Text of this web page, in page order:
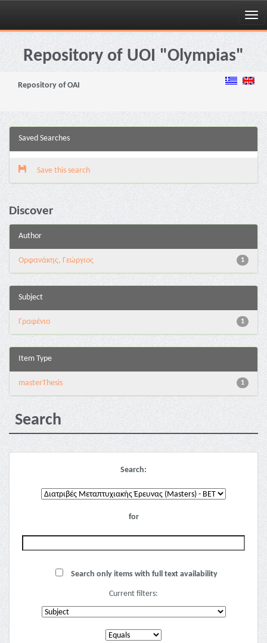
Skip
navigationRepository of UOI "Olympias"
Repository of OAI
Saved Searches
Save this search
Discover
Author
1
Ορφανάκης, Γεώργιος
Subject
1
Γραφένιο
Item Type
1
masterThesis
Search
Search:
for
Search only items with full text availability
Current filters: